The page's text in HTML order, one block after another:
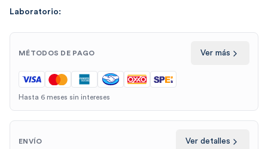
Laboratorio:
MÉTODOS DE PAGO Ver más
Hasta 6 meses sin intereses
ENVÍO Ver detalles